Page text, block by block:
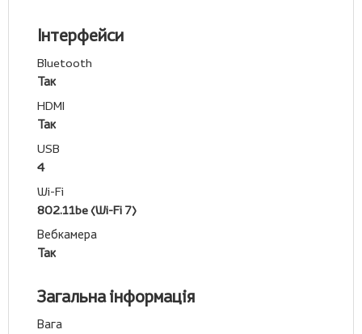
Інтерфейси
Bluetooth
Так
HDMI
Так
USB
4
Wi-Fi
802.11be (Wi-Fi 7)
Вебкамера
Так
Загальна інформація
Вага